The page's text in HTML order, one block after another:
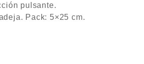
pulsante.
Pack: 5×25 cm.